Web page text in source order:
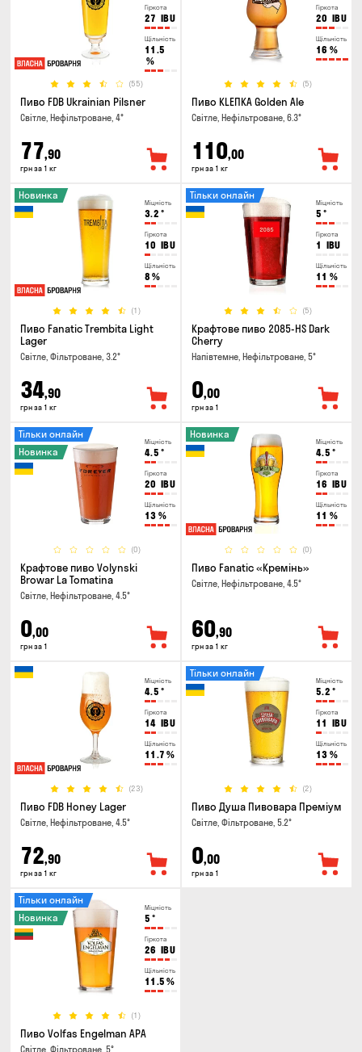
Гіркота
27 IBU
Щільність
11.5
%
(55)
Пиво FDB Ukrainian Pilsner
Світле, Нефільтроване, 4°
77,90
грн за 1 кг
Гіркота
20 IBU
Щільність
16 %
(5)
Пиво KLEПКА Golden Ale
Світле, Нефільтроване, 6.3°
110,00
грн за 1 кг
Міцність
3.2 °
Гіркота
10 IBU
Щільність
8 %
(1)
Новинка
Пиво Fanatic Trembita Light
Lager
Світле, Фільтроване, 3.2°
34,90
грн за 1 кг
Міцність
5 °
Гіркота
1 IBU
Щільність
11 %
(5)
Тільки онлайн
Крафтове пиво 2085-HS Dark
Cherry
Напівтемне, Нефільтроване, 5°
0,00
грн за 1
Міцність
4.5 °
Гіркота
20 IBU
Щільність
13 %
(0)
Тільки онлайн
Новинка
Крафтове пиво Volynski
Browar La Tomatina
Світле, Нефільтроване, 4.5°
0,00
грн за 1
Міцність
4.5 °
Гіркота
16 IBU
Щільність
11 %
(0)
Новинка
Пиво Fanatic «Кремінь»
Світле, Нефільтроване, 4.5°
60,90
грн за 1 кг
Міцність
4.5 °
Гіркота
14 IBU
Щільність
11.7 %
(23)
Пиво FDB Honey Lager
Світле, Нефільтроване, 4.5°
72,90
грн за 1 кг
Міцність
5.2 °
Гіркота
11 IBU
Щільність
13 %
(2)
Тільки онлайн
Пиво Душа Пивовара Преміум
Світле, Фільтроване, 5.2°
0,00
грн за 1
Міцність
5 °
Гіркота
26 IBU
Щільність
11.5 %
(1)
Тільки онлайн
Новинка
Пиво Volfas Engelman APA
Світле, Фільтроване, 5°